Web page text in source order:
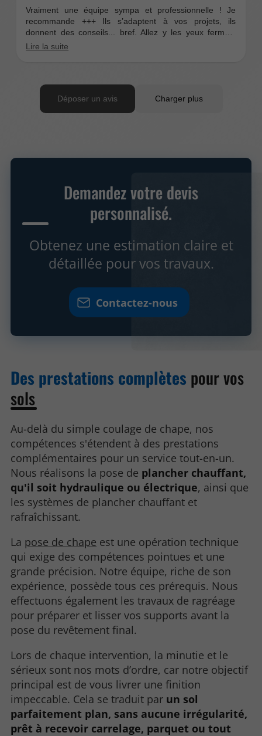
Demandez votre devis
personnalisé.
Obtenez une estimation claire et
détaillée pour vos travaux.
Contactez-nous
Des prestations complètes pour vos
sols
Au-delà du simple coulage de chape, nos
compétences s'étendent à des prestations
complémentaires pour un service tout-en-un.
Nous réalisons la pose de plancher chauffant,
qu'il soit hydraulique ou électrique, ainsi que
les systèmes de plancher chauffant et
rafraîchissant.
La pose de chape est une opération technique
qui exige des compétences pointues et une
grande précision. Notre équipe, riche de son
expérience, possède tous ces prérequis. Nous
effectuons également les travaux de ragréage
pour préparer et lisser vos supports avant la
pose du revêtement final.
Lors de chaque intervention, la minutie et le
sérieux sont nos mots d’ordre, car notre objectif
principal est de vous livrer une finition
impeccable. Cela se traduit par un sol
parfaitement plan, sans aucune irrégularité,
prêt à recevoir carrelage, parquet ou tout